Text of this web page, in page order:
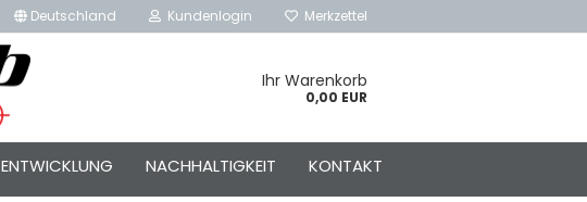
Deutschland Kundenlogin Merkzettel
Ihr Warenkorb
0,00 EUR
ENTWICKLUNG NACHHALTIGKEIT KONTAKT